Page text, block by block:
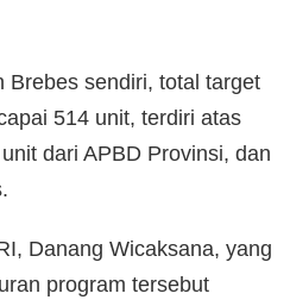
Brebes sendiri, total target
514 unit, terdiri atas
dari APBD Provinsi, dan
Danang Wicaksana, yang
program tersebut